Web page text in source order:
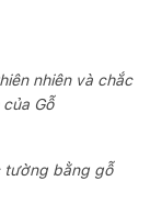
nhiên và chắc
Gỗ
tường bằng gỗ